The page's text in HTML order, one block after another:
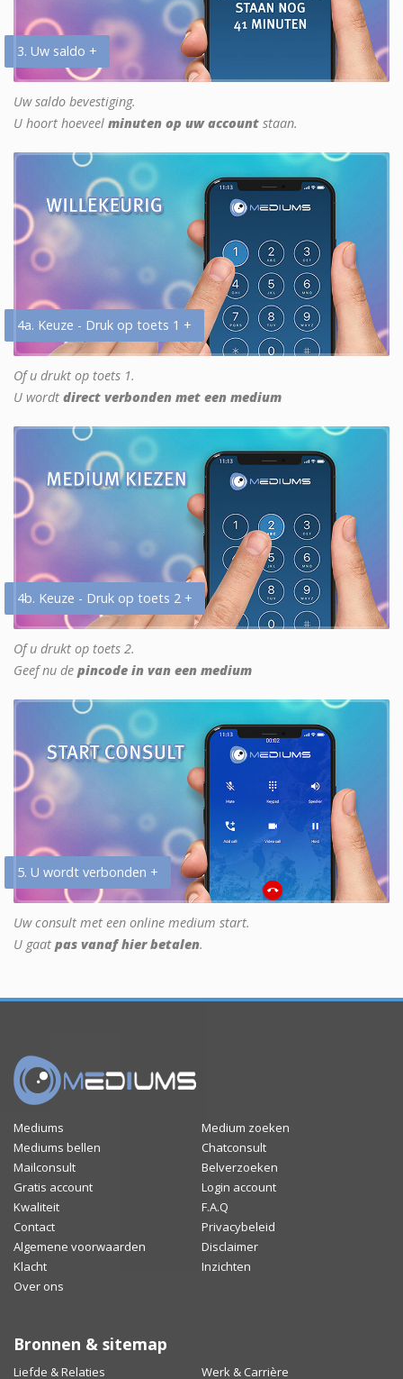
3. Uw saldo +
Uw saldo bevestiging.
U hoort hoeveel minuten op uw account staan.
4a. Keuze - Druk op toets 1 +
Of u drukt op toets 1.
U wordt direct verbonden met een medium
4b. Keuze - Druk op toets 2 +
Of u drukt op toets 2.
Geef nu de pincode in van een medium
5. U wordt verbonden +
Uw consult met een online medium start.
U gaat pas vanaf hier betalen.
Mediums
Medium zoeken
Mediums bellen
Chatconsult
Mailconsult
Belverzoeken
Gratis account
Login account
Kwaliteit
F.A.Q
Contact
Privacybeleid
Algemene voorwaarden
Disclaimer
Klacht
Inzichten
Over ons
Bronnen & sitemap
Liefde & Relaties Werk & Carrière